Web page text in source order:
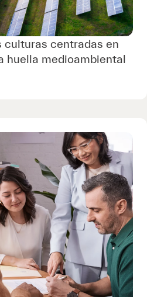
culturas centradas en
huella medioambiental